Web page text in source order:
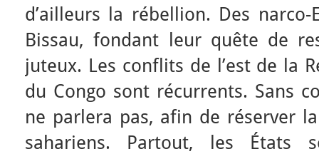
d’ailleurs la rébellion. Des
Bissau, fondant leur quête de
juteux. Les conflits de l’est de la
du Congo sont récurrents. Sans
ne parlera pas, afin de réserver
sahariens. Partout, les États